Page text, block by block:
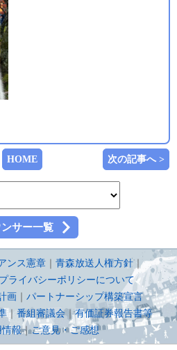
HOME 次の記事へ >
サー一覧
ンス憲章 ｜ 青森放送人権方針｜
ライバシーポリシーについて
画 ｜ パートナーシップ構築宣言
｜ 番組審議会 ｜有価証券報告書等
情報｜ご意見・ご感想